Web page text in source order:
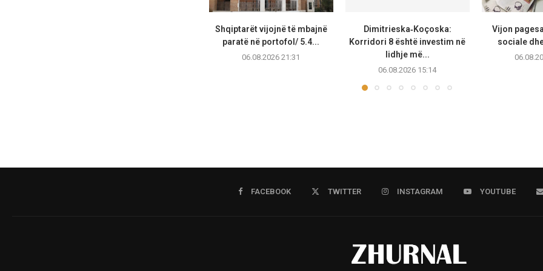
Shqiptarët vijojnë të mbajnë
paratë në portofol/ 5.4...
06.08.2026 21:31
Dimitrieska‑Koçoska:
Korridori 8 është investim në
lidhje më...
06.08.2026 15:14
Vijon
sociale
FACEBOOK TWITTER INSTAGRAM YOUTUBE